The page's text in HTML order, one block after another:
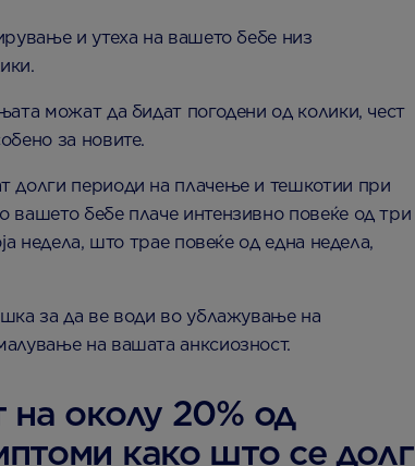
и утеха на вашето бебе низ
можат да бидат погодени од колики, чест
за новите.
долги периоди на плачење и тешкотии при
вашето бебе плаче интензивно повеќе од три
недела, што трае повеќе од една недела,
за да ве води во ублажување на
на вашата анксиозност.
на околу 20% од
како што се долг